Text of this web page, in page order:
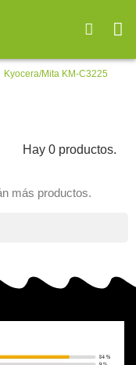
Kyocera/Mita KM-C3225
Hay 0 productos.
más productos.